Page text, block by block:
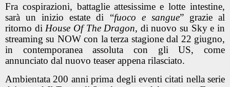
Fra cospirazioni, battaglie attesissime e lotte intestine,
sarà un inizio estate di “fuoco e sangue” grazie al
ritorno di House Of The Dragon, di nuovo su Sky e in
streaming su NOW con la terza stagione dal 22 giugno,
in contemporanea assoluta con gli US, come
annunciato dal nuovo teaser appena rilasciato.
Ambientata 200 anni prima degli eventi citati nella serie